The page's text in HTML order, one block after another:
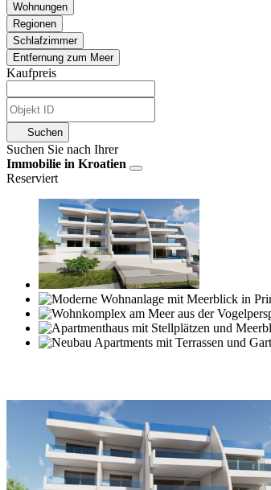
Wohnungen
Regionen
Schlafzimmer
Entfernung zum Meer
Kaufpreis
Suchen
Suchen Sie nach Ihrer
Immobilie in Kroatien
Reserviert